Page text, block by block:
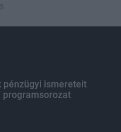
pénzügyi ismereteit
programsorozat